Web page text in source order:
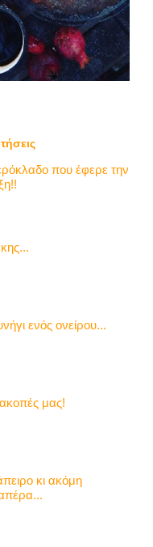
που έφερε την
ενός ονείρου...
μας!
κι ακόμη